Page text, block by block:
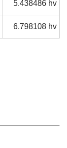
5.438486 hv
6.798108 hv